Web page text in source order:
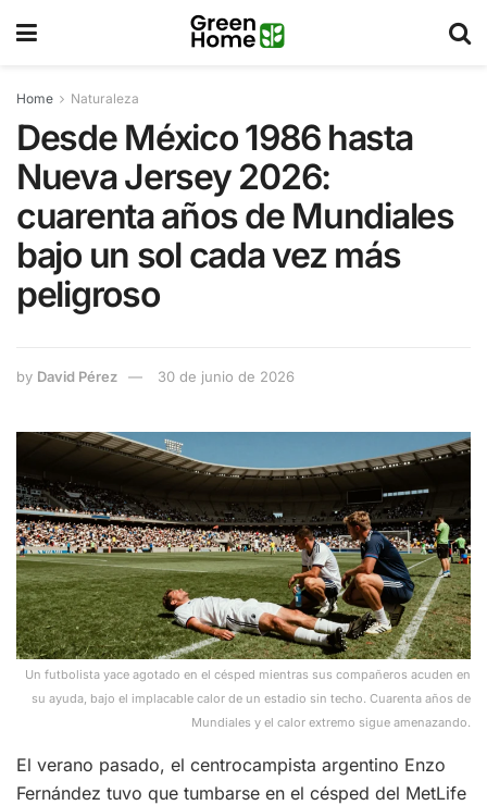
Home Naturaleza
Desde México 1986 hasta
Nueva Jersey 2026:
cuarenta años de Mundiales
bajo un sol cada vez más
peligroso
by David Pérez 30 de junio de 2026
Un futbolista yace agotado en el césped mientras sus compañeros acuden en
su ayuda, bajo el implacable calor de un estadio sin techo. Cuarenta años de
Mundiales y el calor extremo sigue amenazando.
El verano pasado, el centrocampista argentino Enzo
Fernández tuvo que tumbarse en el césped del MetLife